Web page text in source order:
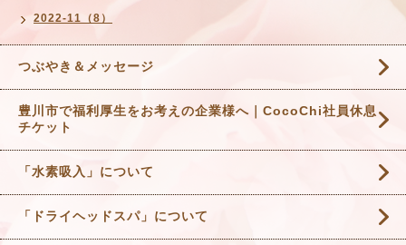
2022-11（8）
つぶやき＆メッセージ
豊川市で福利厚生をお考えの企業様へ｜CocoChi社員休息
チケット
「水素吸入」について
「ドライヘッドスパ」について